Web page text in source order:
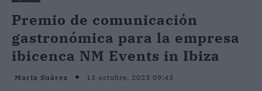
Premio de comunicación
gastronómica para la empresa
ibicenca NM Events in Ibiza
Marta Suárez 13 octubre, 2023 09:43